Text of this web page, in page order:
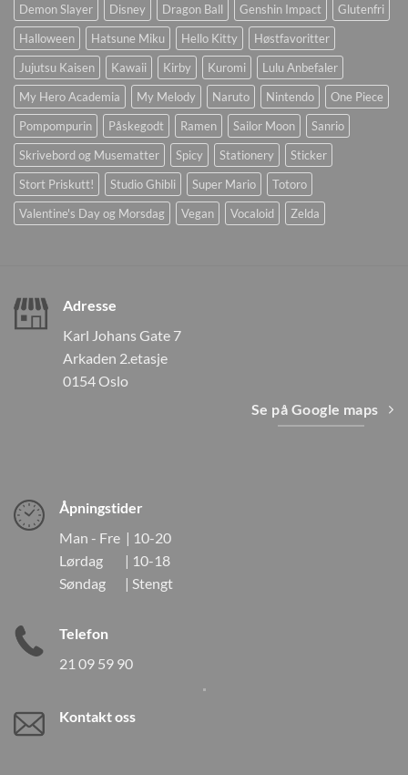
Demon Slayer
Disney Dragon Ball Genshin Impact
Glutenfri
Halloween
Hatsune Miku Hello Kitty
Høstfavoritter
Jujutsu Kaisen
Kawaii Kirby Kuromi
Lulu Anbefaler
My Hero Academia
My Melody Naruto Nintendo
One Piece
Pompompurin
Påskegodt Ramen Sailor Moon
Sanrio
Skrivebord og Musematter
Spicy Stationery
Sticker
Stort Priskutt!
Studio Ghibli Super Mario
Totoro
Valentine's Day og Morsdag
Vegan Vocaloid Zelda
Adresse
Karl Johans Gate 7
Arkaden 2.etasje
0154 Oslo
Se på Google maps
Åpningstider
Man - Fre | 10-20
Lørdag | 10-18
Søndag | Stengt
Telefon
21 09 59 90
Kontakt oss